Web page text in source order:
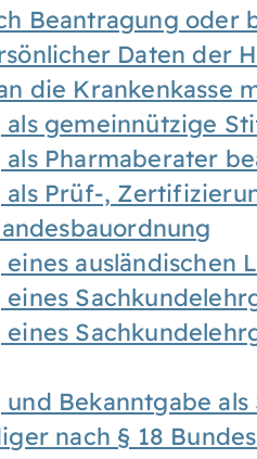
Beantragung oder
Daten der
die Krankenkasse
als gemeinnützige
Pharmaberater
als Prüf-,
ausländischen
eines
Bekanntgabe
nach § 18